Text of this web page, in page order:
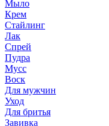
Мыло
Крем
Стайлинг
Лак
Спрей
Пудра
Мусс
Воск
Для мужчин
Уход
Для бритья
Завивка